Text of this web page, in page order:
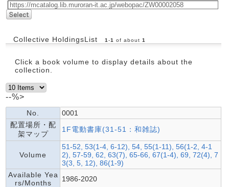
Collective HoldingsList 1-1 of about 1
Click a book volume to display details about the
collection.
--%>
No.
0001
配置場所・配
架マップ
1F電動書庫(31-51：和雑誌)
Volume
51-52, 53(1-4, 6-12), 54, 55(1-11), 56(1-2, 4-1
2), 57-59, 62, 63(7), 65-66, 67(1-4), 69, 72(4), 7
3(3, 5, 12), 86(1-9)
Available Yea
rs/Months
1986-2020